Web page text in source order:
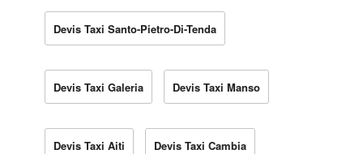
Devis Taxi Santo-Pietro-Di-Tenda
Devis Taxi Galeria Devis Taxi Manso
Devis Taxi Aiti Devis Taxi Cambia